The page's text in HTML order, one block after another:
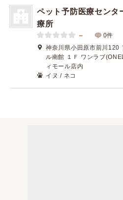
ペット予防医療センタ
療所
－
0件
神奈川県小田原市前川120
ル南館 １Ｆ ワンラブ
ィモール店内
イヌ / ネコ